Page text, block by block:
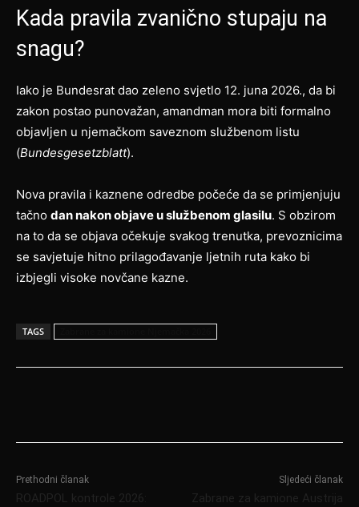
Kada pravila zvanično stupaju na
snagu?
Iako je Bundesrat dao zeleno svjetlo 12. juna 2026., da bi
zakon postao punovažan, amandman mora biti formalno
objavljen u njemačkom saveznom službenom listu
(Bundesgesetzblatt).
Nova pravila i kaznene odredbe počeće da se primjenjuju
tačno dan nakon objave u službenom glasilu. S obzirom
na to da se objava očekuje svakog trenutka, prevoznicima
se savjetuje hitno prilagođavanje ljetnih ruta kako bi
izbjegli visoke novčane kazne.
TAGS
Prethodni članak
ROADPOL kontrole 2026:
Sljedeći članak
Zabrane za kamione Austrija